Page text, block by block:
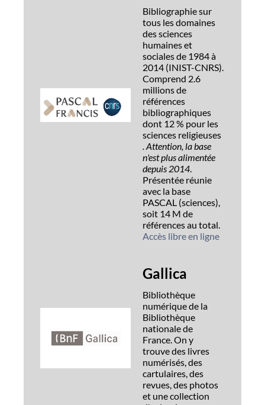
Bibliographie sur
tous les domaines
des sciences
humaines et
sociales de 1984 à
2014 (INIST-CNRS).
Comprend 2.6
millions de
références
bibliographiques
dont 12 % pour les
sciences religieuses
.Attention, la base
n'est plus alimentée
depuis 2014.
Présentée réunie
avec la base
PASCAL (sciences),
soit 14 M de
références au total.
Accès libre en ligne
Gallica
Bibliothèque
numérique de la
Bibliothèque
nationale de
France. On y
trouve des livres
numérisés, des
cartulaires, des
revues, des photos
et une collection